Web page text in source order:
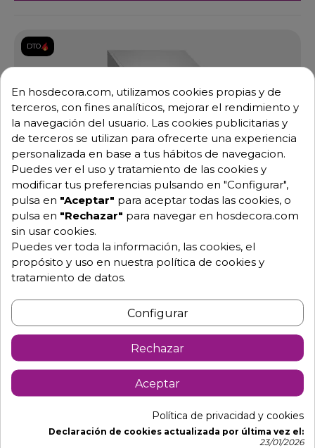
DTO.
Taquilla de dos cuerpos con 4 puertas en acero. 06-
Ref: 06-081402
-31%
Añadir al carrito
En hosdecora.com, utilizamos cookies propias y de
terceros, con fines analíticos, mejorar el rendimiento y
la navegación del usuario. Las cookies publicitarias y
de terceros se utilizan para ofrecerte una experiencia
personalizada en base a tus hábitos de navegacion.
Puedes ver el uso y tratamiento de las cookies y
modificar tus preferencias pulsando en "Configurar",
pulsa en "Aceptar" para aceptar todas las cookies, o
pulsa en "Rechazar" para navegar en hosdecora.com
sin usar cookies.
Puedes ver toda la información, las cookies, el
propósito y uso en nuestra política de cookies y
tratamiento de datos.
Configurar
Rechazar
Aceptar
Política de privacidad y cookies
Declaración de cookies actualizada por última vez el:
23/01/2026